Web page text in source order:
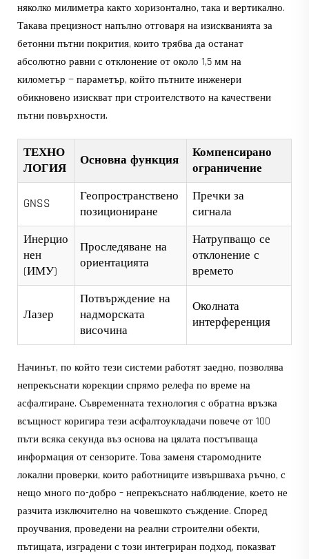
няколко милиметра както хоризонтално, така и вертикално.
Такава прецизност напълно отговаря на изискванията за
бетонни пътни покрития, които трябва да останат
абсолютно равни с отклонение от около 1,5 мм на
километър — параметър, който пътните инженери
обикновено изискват при строителството на качествени
пътни повърхности.
ТЕХНО
ЛОГИЯ
Основна функция
Компенсирано
ограничение
GNSS
Геопространствено
позициониране
Пречки за
сигнала
Инерцио
нен
(ИМУ)
Проследяване на
ориентацията
Натрупващо се
отклонение с
времето
Лазер
Потвърждение на
надморската
височина
Околната
интерференция
Начинът, по който тези системи работят заедно, позволява
непрекъснати корекции спрямо релефа по време на
асфалтиране. Съвременната технология с обратна връзка
всъщност коригира тези асфалтоукладачи повече от 100
пъти всяка секунда въз основа на цялата постъпваща
информация от сензорите. Това заменя старомодните
локални проверки, които работниците извършваха ръчно, с
нещо много по-добро – непрекъснато наблюдение, което не
разчита изключително на човешкото съждение. Според
проучвания, проведени на реални строителни обекти,
пътищата, изградени с този интегриран подход, показват